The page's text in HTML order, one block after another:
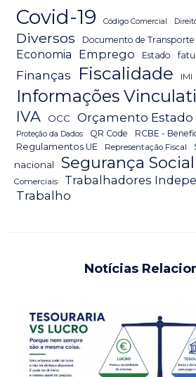
Covid-19 Código Comercial
Diversos Documento de Transporte
Economia Emprego Estado
Finanças Fiscalidade IMI
Informações
IVA OCC Orçamento Estado
Proteção da Dados QR Code
RCBE -
Regulamentos UE
Representação Fiscal
nacional
Segurança Social
Comerciais
Trabalhadores
Trabalho
Notícias